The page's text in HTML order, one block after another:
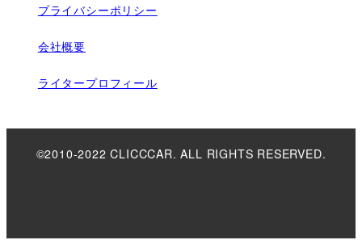
プライバシーポリシー
会社概要
ライタープロフィール
©2010-2022 CLICCCAR. ALL RIGHTS RESERVED.